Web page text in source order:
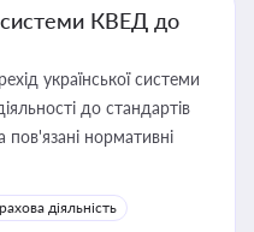
системи КВЕД до
української системи
до стандартів
нормативні
діяльність